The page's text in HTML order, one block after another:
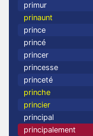
primur
prinaunt
prince
princé
princer
princesse
princeté
prinche
princier
principal
principalement